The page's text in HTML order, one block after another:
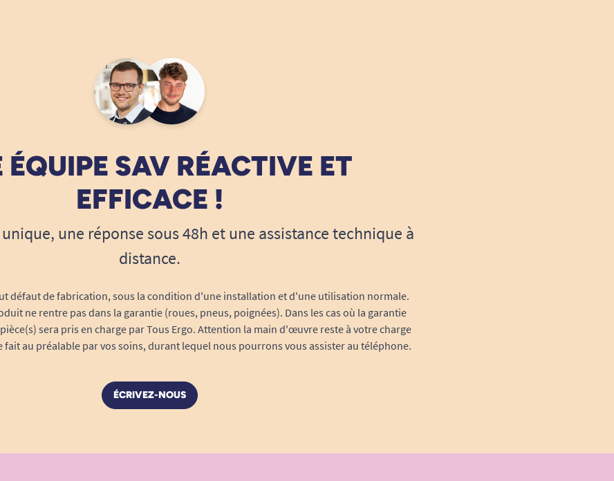
ÉQUIPE SAV RÉACTIVE ET
EFFICACE !
une réponse sous 48h et une assistance technique à
distance.
défaut de fabrication, sous la condition d'une installation et d'une utilisation normale.
ne rentre pas dans la garantie (roues, pneus, poignées). Dans les cas où la garantie
sera pris en charge par Tous Ergo. Attention la main d'œuvre reste à votre charge
au préalable par vos soins, durant lequel nous pourrons vous assister au téléphone.
ÉCRIVEZ-NOUS